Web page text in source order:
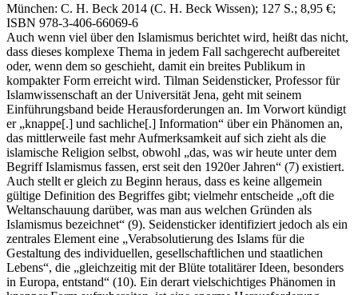
München: C. H. Beck 2014 (C. H. Beck Wissen); 127 S.; 8,95 €;
ISBN 978-3-406-66069-6
Auch wenn viel über den Islamismus berichtet wird, heißt das nicht,
dass dieses komplexe Thema in jedem Fall sachgerecht aufbereitet
oder, wenn dem so geschieht, damit ein breites Publikum in
kompakter Form erreicht wird. Tilman Seidensticker, Professor für
Islamwissenschaft an der Universität Jena, geht mit seinem
Einführungsband beide Herausforderungen an. Im Vorwort kündigt
er „knappe[.] und sachliche[.] Information“ über ein Phänomen an,
das mittlerweile fast mehr Aufmerksamkeit auf sich zieht als die
islamische Religion selbst, obwohl „das, was wir heute unter dem
Begriff Islamismus fassen, erst seit den 1920er Jahren“ (7) existiert.
Auch stellt er gleich zu Beginn heraus, dass es keine allgemein
gültige Definition des Begriffes gibt; vielmehr entscheide „oft die
Weltanschauung darüber, was man aus welchen Gründen als
Islamismus bezeichnet“ (9). Seidensticker identifiziert jedoch als ein
zentrales Element eine „Verabsolutierung des Islams für die
Gestaltung des individuellen, gesellschaftlichen und staatlichen
Lebens“, die „gleichzeitig mit der Blüte totalitärer Ideen, besonders
in Europa, entstand“ (10). Ein derart vielschichtiges Phänomen in